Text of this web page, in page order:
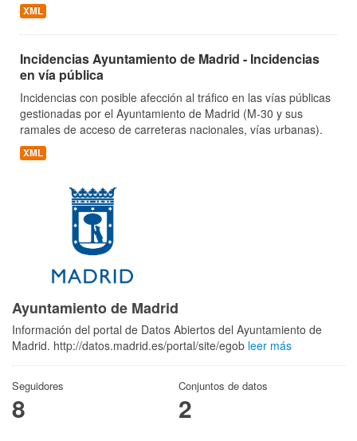
XML
Incidencias Ayuntamiento de Madrid - Incidencias
en vía pública
Incidencias con posible afección al tráfico en las vías públicas
gestionadas por el Ayuntamiento de Madrid (M-30 y sus
ramales de acceso de carreteras nacionales, vías urbanas).
XML
Ayuntamiento de Madrid
Información del portal de Datos Abiertos del Ayuntamiento de
Madrid. http://datos.madrid.es/portal/site/egob leer más
Seguidores
8
Conjuntos de datos
2